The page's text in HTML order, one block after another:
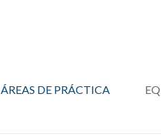
ÁREAS DE PRÁCTICA